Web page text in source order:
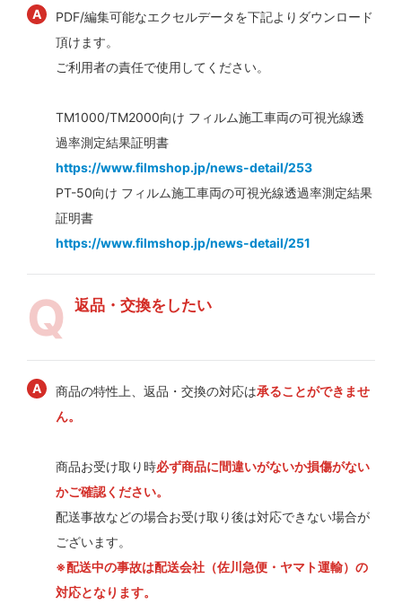
PDF/編集可能なエクセルデータを下記よりダウンロード
頂けます。
ご利用者の責任で使用してください。
TM1000/TM2000向け フィルム施工車両の可視光線透
過率測定結果証明書
https://www.filmshop.jp/news-detail/253
PT-50向け フィルム施工車両の可視光線透過率測定結果
証明書
https://www.filmshop.jp/news-detail/251
返品・交換をしたい
商品の特性上、返品・交換の対応は承ることができませ
ん。
商品お受け取り時必ず商品に間違いがないか損傷がない
かご確認ください。
配送事故などの場合お受け取り後は対応できない場合が
ございます。
※配送中の事故は配送会社（佐川急便・ヤマト運輸）の
対応となります。